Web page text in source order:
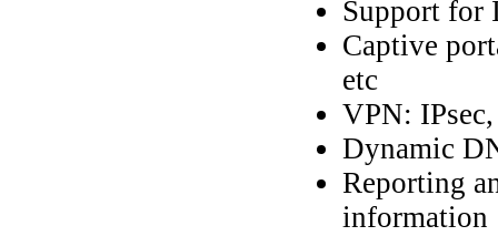
Support for
Captive
etc
VPN:
Dynamic
Reporting
information